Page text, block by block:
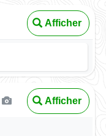
Afficher
Afficher